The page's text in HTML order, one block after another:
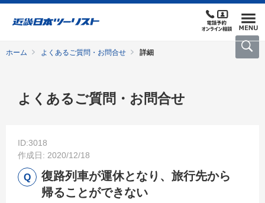
ホーム よくあるご質問・お問合せ 詳細
よくあるご質問・お問合せ
ID:3018
作成日: 2020/12/18
復路列車が運休となり、旅行先から
帰ることができない